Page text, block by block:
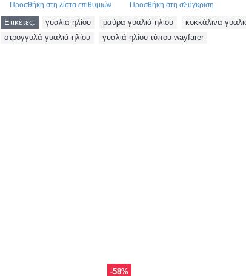
Προσθήκη στη λίστα επιθυμιών Προσθήκη στη σΣύγκριση
Ετικέτες: γυαλιά ηλίου μαύρα γυαλιά ηλίου κοκκάλινα
στρογγυλά γυαλιά ηλίου
γυαλιά ηλίου τύπου wayfarer
-58%